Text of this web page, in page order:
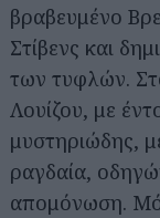
βραβευμένο
Στίβενς και
των τυφλών.
Λουίζου, με
μυστηριώδης,
ραγδαία,
απομόνωση.